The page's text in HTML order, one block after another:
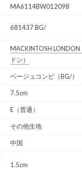
MA6114BW012098
681437 BG/
MACKINTOSH LONDON
ドン）
ベージュコンビ（BG/）
7.5cm
E（普通）
その他生地
中国
1.5cm